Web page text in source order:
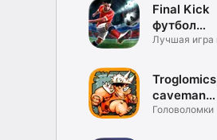
Final Kick
футбол
онлайн
Лучшая игра
caveman
adventures
Головоломки